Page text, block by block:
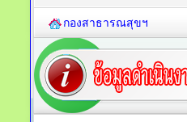
กองสาธารณสุขฯ